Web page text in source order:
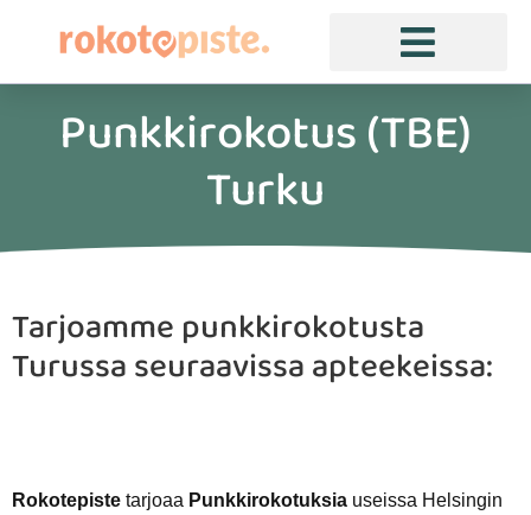
Punkkirokotus (TBE)
Turku
Tarjoamme punkkirokotusta
Turussa seuraavissa apteekeissa:
Rokotepiste tarjoaa Punkkirokotuksia useissa Helsingin